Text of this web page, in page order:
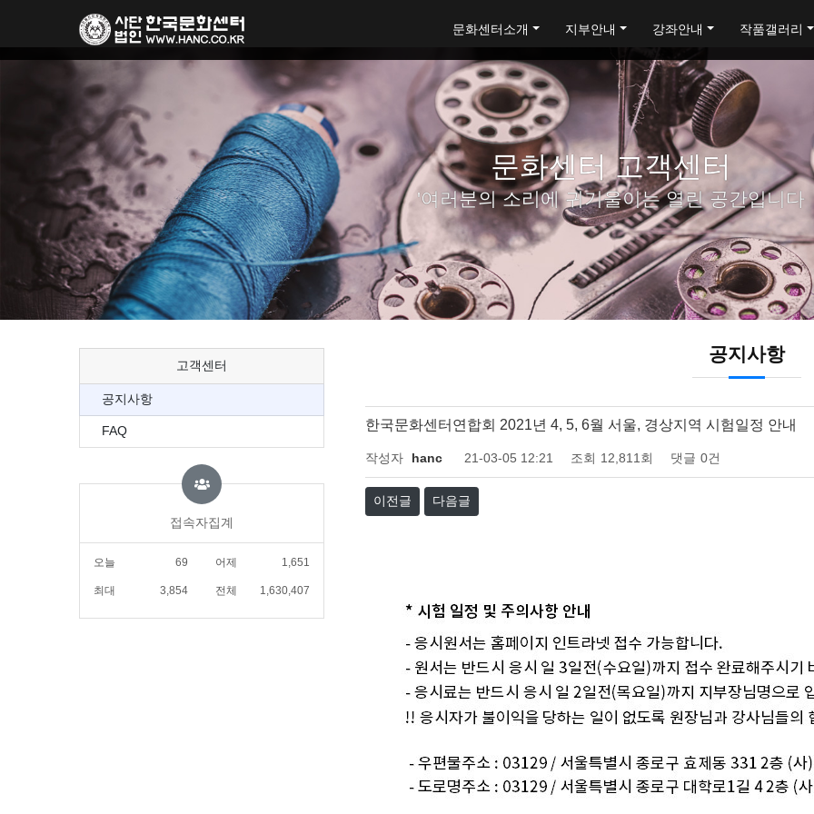
문화센터소개 지부안내 강좌안내 작품갤러리
문화센터 고객센터
'여러분의 소리에 귀기울이는 열린 공간입니다
고객센터
공지사항
FAQ
접속자집계
오늘 69 어제 1,651
최대 3,854 전체 1,630,407
공지사항
한국문화센터연합회 2021년 4, 5, 6월 서울, 경상지역 시험일정 안내
작성자 hanc 21-03-05 12:21 조회 12,811회 댓글 0건
이전글 다음글